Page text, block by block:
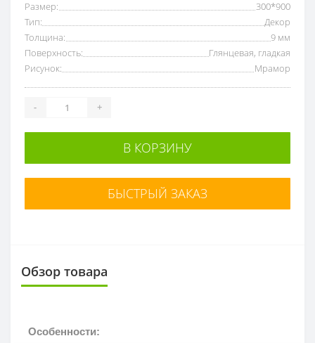
Размер:
300*900
Тип:
Декор
Толщина:
9 мм
Поверхность:
Глянцевая, гладкая
Рисунок:
Мрамор
- +
В КОРЗИНУ
БЫСТРЫЙ ЗАКАЗ
Обзор товара
Особенности: